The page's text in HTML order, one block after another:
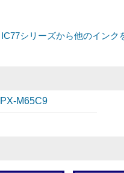
IC77シリーズから他のインク
PX-M65C9